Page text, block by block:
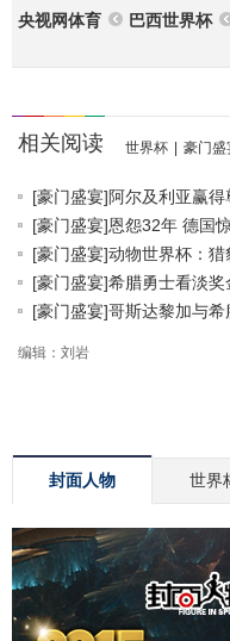
央视网体育 巴西世界杯
相关阅读 世界杯 豪门盛
[豪门盛宴]阿尔及利亚赢得
[豪门盛宴]恩怨32年 德国
[豪门盛宴]动物世界杯：
[豪门盛宴]希腊勇士看淡
[豪门盛宴]哥斯达黎加与
编辑：刘岩
封面人物 世界